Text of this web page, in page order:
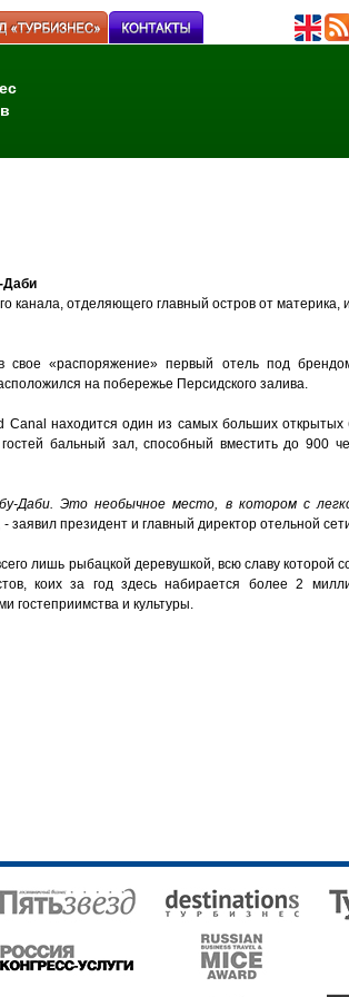
Даби
канала, отделяющего главный остров от материка,
свое «распоряжение» первый отель под
на побережье Персидского залива.
находится один из самых больших открытых
бальный зал, способный вместить до 900
Даби. Это необычное место, в котором с
- заявил президент и главный директор отельной
лишь рыбацкой деревушкой, всю славу которой
коих за год здесь набирается более 2
гостеприимства и культуры.